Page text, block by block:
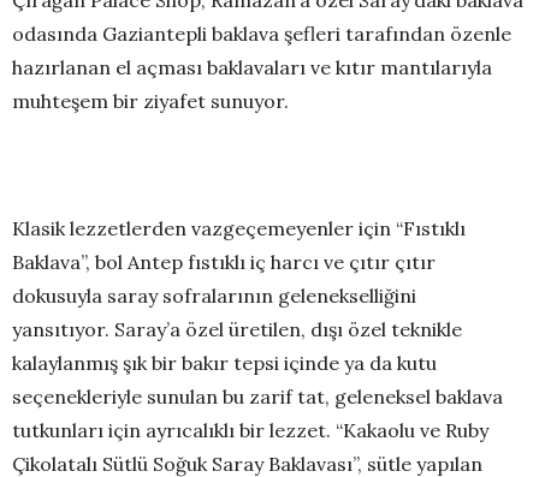
odasında Gaziantepli baklava şefleri tarafından özenle
hazırlanan el açması baklavaları ve kıtır mantılarıyla
muhteşem bir ziyafet sunuyor.
Klasik lezzetlerden vazgeçemeyenler için “Fıstıklı
Baklava”, bol Antep fıstıklı iç harcı ve çıtır çıtır
dokusuyla saray sofralarının gelenekselliğini
yansıtıyor. Saray’a özel üretilen, dışı özel teknikle
kalaylanmış şık bir bakır tepsi içinde ya da kutu
seçenekleriyle sunulan bu zarif tat, geleneksel baklava
tutkunları için ayrıcalıklı bir lezzet. “Kakaolu ve Ruby
Çikolatalı Sütlü Soğuk Saray Baklavası”, sütle yapılan